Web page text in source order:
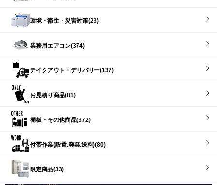
環境・衛生・災害対策(23)
業務用エアコン(374)
テイクアウト・デリバリー(137)
お見積り商品(81)
棚板・その他商品(372)
付帯作業(設置.廃棄.送料)(80)
限定商品(33)